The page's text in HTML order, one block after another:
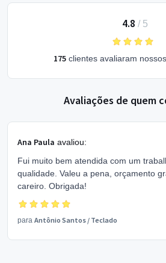
4.8 / 5
175clientes avaliaram
Avaliações de quem
Ana Paula avaliou:
Fui muito bem atendida com um
qualidade. Valeu a pena, orçamento
careiro. Obrigada!
para Antônio Santos / Teclado